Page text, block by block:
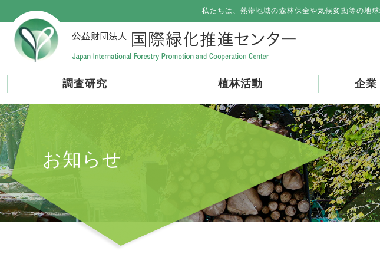
私たちは、熱帯地域の森林保全や気候変動等の地
調査研究 植林活動 企業
お知らせ